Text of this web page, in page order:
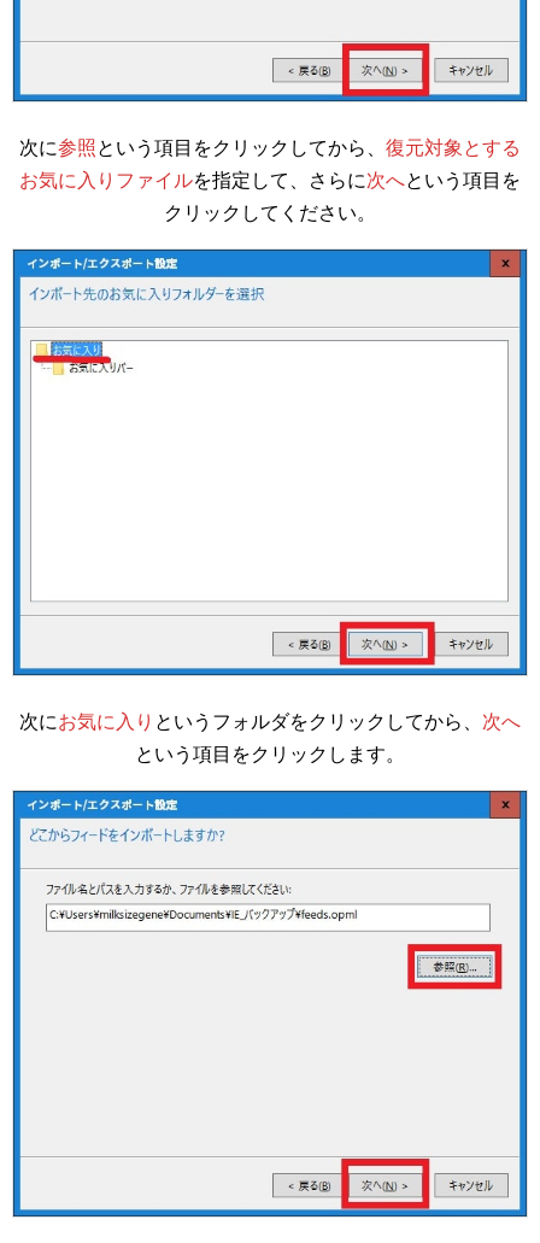
次に参照 という項目をクリックしてから、 復元対象とする
お気に入りファイルを指定して、さらに次へという項目を
クリックしてください。
次にお気に入り というフォルダをクリックしてから、 次へ
という項目をクリックします。